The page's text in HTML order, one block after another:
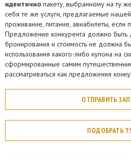
идентично пакету, выбранному на ту
себя те же услуги, предлагаемые
проживание, питание, авиабилеты, если
Предложение конкурента должно быть
бронирования и стоимость не должна
использования какого-либо купона на
сформированные самим
рассматриваться как предложения
ОТПРАВИТЬ
ПОДОБРАТЬ